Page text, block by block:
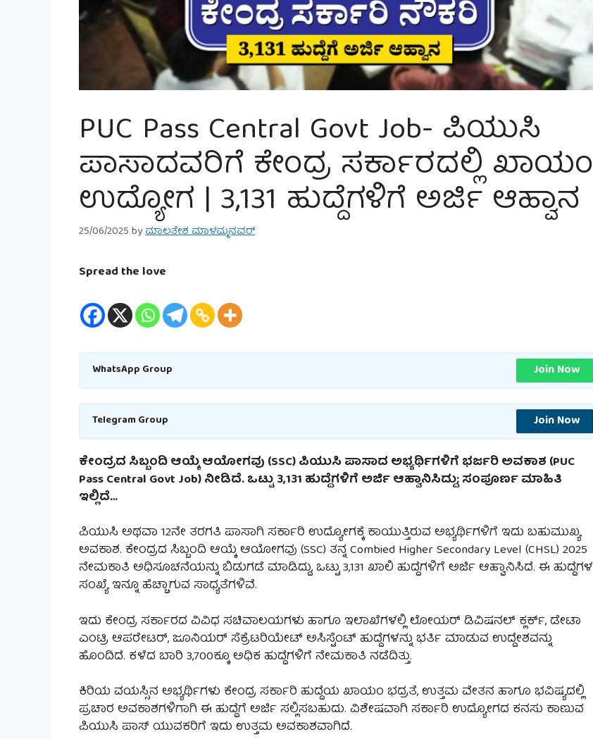
PUC Pass Central Govt Job- ಪಿಯುಸಿ
ಪಾಸಾದವರಿಗೆ ಕೇಂದ್ರ ಸರ್ಕಾರದಲ್ಲಿ ಖಾಯಂ
ಉದ್ಯೋಗ | 3,131 ಹುದ್ದೆಗಳಿಗೆ ಅರ್ಜಿ ಆಹ್ವಾನ
25/06/2025byಮಾಲತೇಶ ಮಾಳಮ್ಮನವರ್
Spread the love
WhatsApp Group Join Now
Telegram Group Join Now
ಕೇಂದ್ರದ ಸಿಬ್ಬಂದಿ ಆಯ್ಕೆ ಆಯೋಗವು (SSC) ಪಿಯುಸಿ ಪಾಸಾದ ಅಭ್ಯರ್ಥಿಗಳಿಗೆ ಭರ್ಜರಿ ಅವಕಾಶ (PUC
Pass Central Govt Job) ನೀಡಿದೆ. ಒಟ್ಟು 3,131 ಹುದ್ದೆಗಳಿಗೆ ಅರ್ಜಿ ಆಹ್ವಾನಿಸಿದ್ದು; ಸಂಪೂರ್ಣ ಮಾಹಿತಿ
ಇಲ್ಲಿದೆ…
ಪಿಯುಸಿ ಅಥವಾ 12ನೇ ತರಗತಿ ಪಾಸಾಗಿ ಸರ್ಕಾರಿ ಉದ್ಯೋಗಕ್ಕೆ ಕಾಯುತ್ತಿರುವ ಅಭ್ಯರ್ಥಿಗಳಿಗೆ ಇದು ಬಹುಮುಖ್ಯ
ಅವಕಾಶ. ಕೇಂದ್ರದ ಸಿಬ್ಬಂದಿ ಆಯ್ಕೆ ಆಯೋಗವು (SSC) ತನ್ನ Combied Higher Secondary Level (CHSL) 2025
ನೇಮಕಾತಿ ಅಧಿಸೂಚನೆಯನ್ನು ಬಿಡುಗಡೆ ಮಾಡಿದ್ದು, ಒಟ್ಟು 3,131 ಖಾಲಿ ಹುದ್ದೆಗಳಿಗೆ ಅರ್ಜಿ ಆಹ್ವಾನಿಸಿದೆ. ಈ ಹುದ್ದೆಗಳ
ಸಂಖ್ಯೆ ಇನ್ನೂ ಹೆಚ್ಚಾಗುವ ಸಾಧ್ಯತೆಗಳಿವೆ.
ಇದು ಕೇಂದ್ರ ಸರ್ಕಾರದ ವಿವಿಧ ಸಚಿವಾಲಯಗಳು ಹಾಗೂ ಇಲಾಖೆಗಳಲ್ಲಿ ಲೋಯರ್ ಡಿವಿಷನಲ್ ಕ್ಲರ್ಕ್, ಡೇಟಾ
ಎಂಟ್ರಿ ಆಪರೇಟರ್, ಜೂನಿಯರ್ ಸೆಕ್ರೆಟರಿಯೇಟ್ ಅಸಿಸ್ಟೆಂಟ್ ಹುದ್ದೆಗಳನ್ನು ಭರ್ತಿ ಮಾಡುವ ಉದ್ದೇಶವನ್ನು
ಹೊಂದಿದೆ. ಕಳೆದ ಬಾರಿ 3,700ಕ್ಕೂ ಅಧಿಕ ಹುದ್ದೆಗಳಿಗೆ ನೇಮಕಾತಿ ನಡೆದಿತ್ತು.
ಕಿರಿಯ ವಯಸ್ಸಿನ ಅಭ್ಯರ್ಥಿಗಳು ಕೇಂದ್ರ ಸರ್ಕಾರಿ ಹುದ್ದೆಯ ಖಾಯಂ ಭದ್ರತೆ, ಉತ್ತಮ ವೇತನ ಹಾಗೂ ಭವಿಷ್ಯದಲ್ಲಿ
ಪ್ರಚಾರ ಅವಕಾಶಗಳಿಗಾಗಿ ಈ ಹುದ್ದೆಗೆ ಅರ್ಜಿ ಸಲ್ಲಿಸಬಹುದು. ವಿಶೇಷವಾಗಿ ಸರ್ಕಾರಿ ಉದ್ಯೋಗದ ಕನಸು ಕಾಣುವ
ಪಿಯುಸಿ ಪಾಸ್ ಯುವಕರಿಗೆ ಇದು ಉತ್ತಮ ಅವಕಾಶವಾಗಿದೆ.